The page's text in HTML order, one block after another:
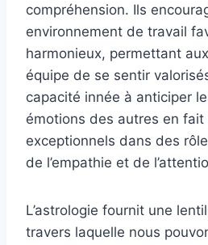
compréhension. Ils
environnement de travail
harmonieux, permettant
équipe de se sentir
capacité innée à anticiper
émotions des autres en fait
exceptionnels dans des
de l’empathie et de
L’astrologie fournit une
travers laquelle nous